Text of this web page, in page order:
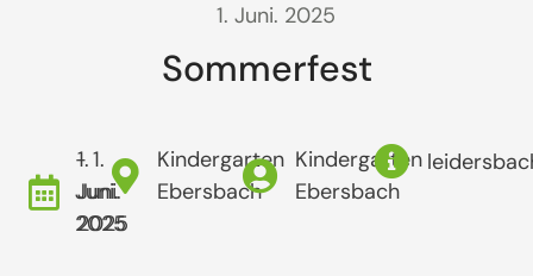
1. Juni. 2025
Sommerfest
1.
Juni.
2025
- 1.
Juni.
2025
Kindergarten
Ebersbach
Kindergarten
Ebersbach